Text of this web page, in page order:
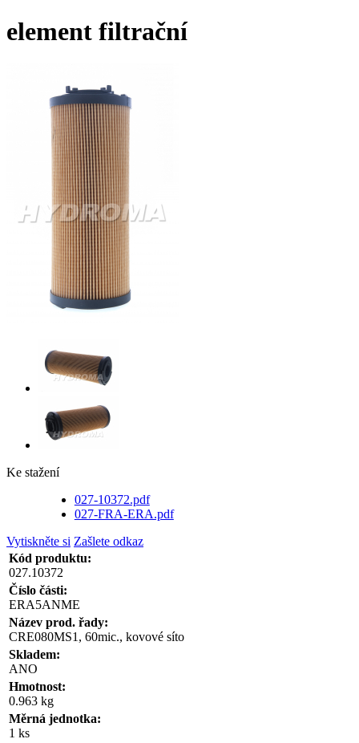
element filtrační
Ke stažení
027-10372.pdf
027-FRA-ERA.pdf
Vytiskněte si Zašlete odkaz
Kód produktu:
027.10372
Číslo části:
ERA5ANME
Název prod. řady:
CRE080MS1, 60mic., kovové síto
Skladem:
ANO
Hmotnost:
0.963 kg
Měrná jednotka:
1 ks